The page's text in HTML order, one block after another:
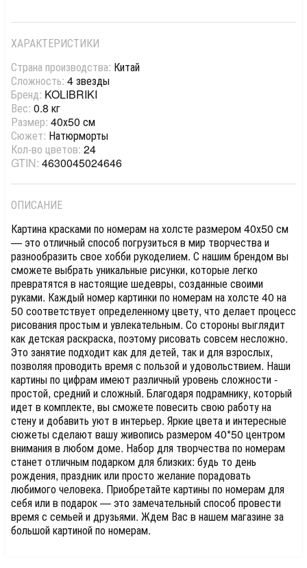
ХАРАКТЕРИСТИКИ
Страна производства: Китай
Сложность: 4 звезды
Бренд: KOLIBRIKI
Вес: 0.8 кг
Размер: 40х50 см
Сюжет: Натюрморты
Кол-во цветов: 24
GTIN: 4630045024646
ОПИСАНИЕ
Картина красками по номерам на холсте размером 40х50 см
— это отличный способ погрузиться в мир творчества и
разнообразить свое хобби рукоделием. С нашим брендом вы
сможете выбрать уникальные рисунки, которые легко
превратятся в настоящие шедевры, созданные своими
руками. Каждый номер картинки по номерам на холсте 40 на
50 соответствует определенному цвету, что делает процесс
рисования простым и увлекательным. Со стороны выглядит
как детская раскраска, поэтому рисовать совсем несложно.
Это занятие подходит как для детей, так и для взрослых,
позволяя проводить время с пользой и удовольствием. Наши
картины по цифрам имеют различный уровень сложности -
простой, средний и сложный. Благодаря подрамнику, который
идет в комплекте, вы сможете повесить свою работу на
стену и добавить уют в интерьер. Яркие цвета и интересные
сюжеты сделают вашу живопись размером 40*50 центром
внимания в любом доме. Набор для творчества по номерам
станет отличным подарком для близких: будь то день
рождения, праздник или просто желание порадовать
любимого человека. Приобретайте картины по номерам для
себя или в подарок — это замечательный способ провести
время с семьей и друзьями. Ждем Вас в нашем магазине за
большой картиной по номерам.